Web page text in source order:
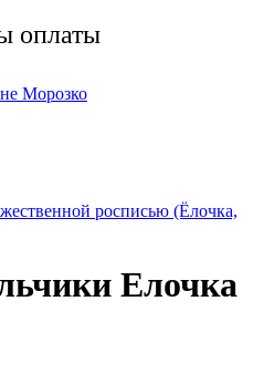
оплаты
росписью (Ёлочка,
Елочка